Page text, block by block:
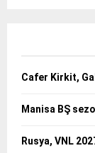
Cafer Kirkit,
Manisa BŞ
Rusya, VNL